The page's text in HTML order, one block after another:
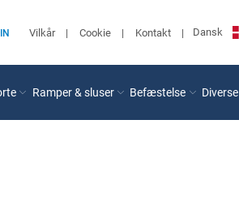
Vilkår Cookie Kontakt Dansk
Ramper & sluser Befæstelse Diverse